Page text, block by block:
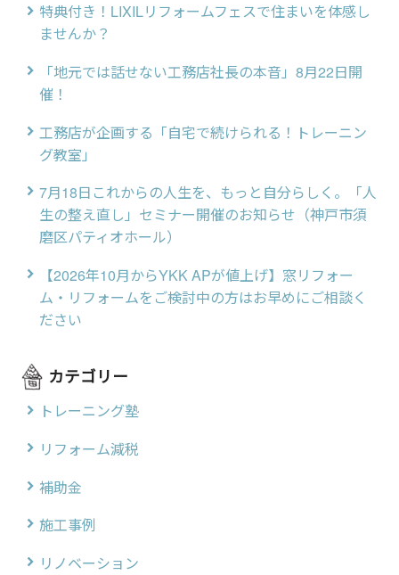
特典付き！LIXILリフォームフェスで住まいを体感し
ませんか？
「地元では話せない工務店社長の本音」8月22日開
催！
工務店が企画する「自宅で続けられる！トレーニン
グ教室」
7月18日これからの人生を、もっと自分らしく。「人
生の整え直し」セミナー開催のお知らせ（神戸市須
磨区パティオホール）
【2026年10月からYKK APが値上げ】窓リフォー
ム・リフォームをご検討中の方はお早めにご相談く
ださい
カテゴリー
トレーニング塾
リフォーム減税
補助金
施工事例
リノベーション